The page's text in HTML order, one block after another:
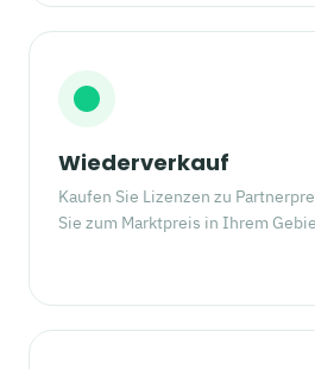
Wiederverkauf
Kaufen Sie Lizenzen zu
Sie zum Marktpreis in Ihrem